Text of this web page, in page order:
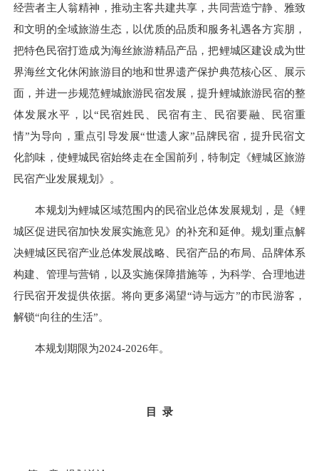
经营者主人翁精神，推动主客共建共享，共同营造宁静、雅致
和文明的全域旅游生态，以优质的品质和服务礼遇各方宾朋，
把特色民宿打造成为海丝旅游精品产品，把鲤城区建设成为世
界海丝文化休闲旅游目的地和世界遗产保护典范核心区、展示
面，并进一步规范鲤城旅游民宿发展，提升鲤城旅游民宿的整
体发展水平，以“民宿姓民、民宿有主、民宿要融、民宿重
情”为导向，重点引导发展“世遗人家”品牌民宿，提升民宿文
化韵味，使鲤城民宿始终走在全国前列，特制定《鲤城区旅游
民宿产业发展规划》。
本规划为鲤城区域范围内的民宿业总体发展规划，是《鲤
城区促进民宿加快发展实施意见》的补充和延伸。规划重点解
决鲤城区民宿产业总体发展战略、民宿产品的布局、品牌体系
构建、管理与营销，以及实施保障措施等，为科学、合理地进
行民宿开发提供依据。将向更多渴望“诗与远方”的市民游客，
解锁“向往的生活”。
本规划期限为2024-2026年。
目 录